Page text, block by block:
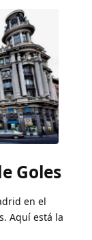
Goles
en el
Aquí está la